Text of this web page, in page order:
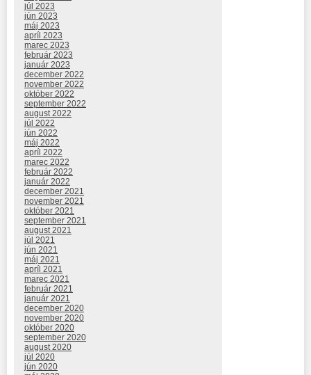
júl 2023
jún 2023
máj 2023
apríl 2023
marec 2023
február 2023
január 2023
december 2022
november 2022
október 2022
september 2022
august 2022
júl 2022
jún 2022
máj 2022
apríl 2022
marec 2022
február 2022
január 2022
december 2021
november 2021
október 2021
september 2021
august 2021
júl 2021
jún 2021
máj 2021
apríl 2021
marec 2021
február 2021
január 2021
december 2020
november 2020
október 2020
september 2020
august 2020
júl 2020
jún 2020